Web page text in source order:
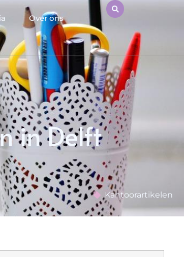
Over ons
in Delft
Kantoorartikelen